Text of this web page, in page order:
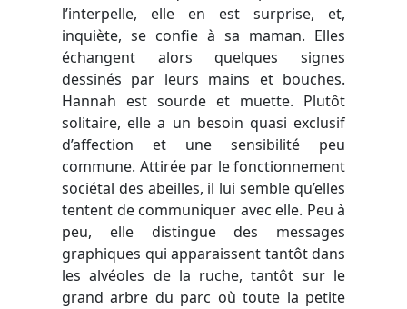
l’interpelle, elle en est surprise, et,
inquiète, se confie à sa maman. Elles
échangent alors quelques signes
dessinés par leurs mains et bouches.
Hannah est sourde et muette. Plutôt
solitaire, elle a un besoin quasi exclusif
d’affection et une sensibilité peu
commune. Attirée par le fonctionnement
sociétal des abeilles, il lui semble qu’elles
tentent de communiquer avec elle. Peu à
peu, elle distingue des messages
graphiques qui apparaissent tantôt dans
les alvéoles de la ruche, tantôt sur le
grand arbre du parc où toute la petite